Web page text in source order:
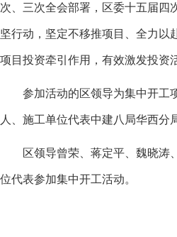
次、三次全会部署，区委十五届四
坚行动，坚定不移推项目、全力以
项目投资牵引作用，有效激发投资
参加活动的区领导为集中开工项
人、施工单位代表中建八局华西分
区领导曾荣、蒋定平、魏晓涛、
位代表参加集中开工活动。